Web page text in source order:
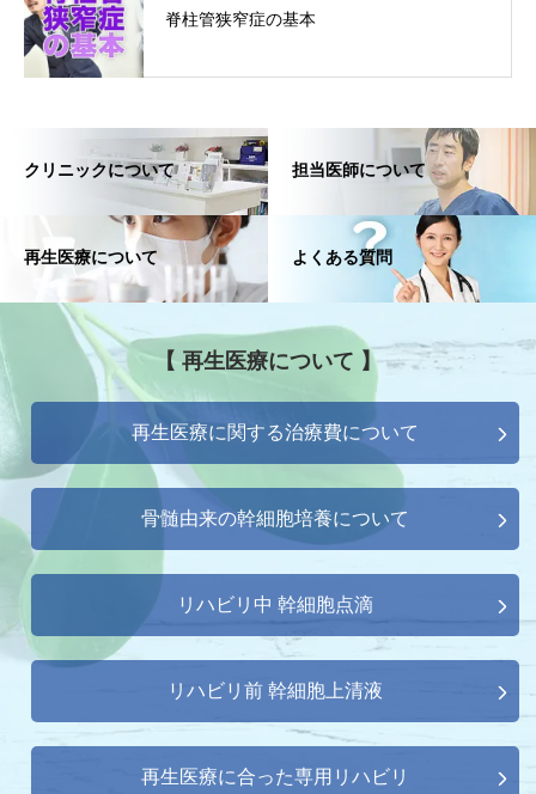
脊柱管狭窄症の基本
クリニックについて 担当医師について
再生医療について よくある質問
【 再生医療について 】
再生医療に関する治療費について
骨髄由来の幹細胞培養について
リハビリ中 幹細胞点滴
リハビリ前 幹細胞上清液
再生医療に合った専用リハビリ